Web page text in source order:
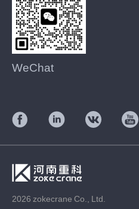
WeChat
2026 zokecrane Co., Ltd.